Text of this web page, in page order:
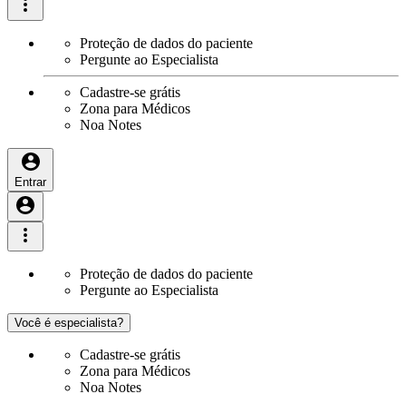
Proteção de dados do paciente
Pergunte ao Especialista
Cadastre-se grátis
Zona para Médicos
Noa Notes
Entrar
Proteção de dados do paciente
Pergunte ao Especialista
Você é especialista?
Cadastre-se grátis
Zona para Médicos
Noa Notes